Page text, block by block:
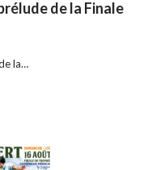
de la Finale
la…